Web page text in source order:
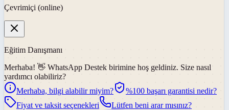
Çevrimiçi (online)
Eğitim Danışmanı
Merhaba! 👋 WhatsApp Destek birimine hoş geldiniz. Size nasıl
yardımcı olabiliriz?
Merhaba, bilgi alabilir miyim?
%100 başarı garantisi nedir?
Fiyat ve taksit seçenekleri
Lütfen beni arar mısınız?